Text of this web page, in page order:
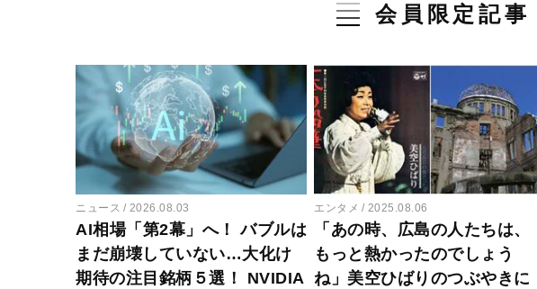
会員限定記事
ニュース 2026.08.03
AI相場「第2幕」へ！ バブルは
まだ崩壊していない…大化け
期待の注目銘柄５選！ NVIDIA
エンタメ 2025.08.06
「あの時、広島の人たちは、
もっと熱かったのでしょう
ね」美空ひばりのつぶやきに